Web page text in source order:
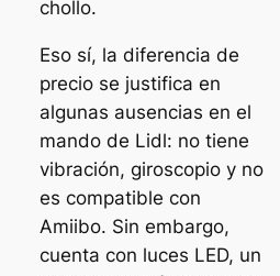
chollo.
Eso sí, la diferencia de
precio se justifica en
algunas ausencias en el
mando de Lidl: no tiene
vibración, giroscopio y no
es compatible con
Amiibo. Sin embargo,
cuenta con luces LED, un